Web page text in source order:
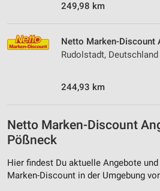
249,98 km
Netto Marken-Discount
Rudolstadt, Deutschland
244,93 km
Netto Marken-Discount
Pößneck
Hier findest Du aktuelle Angebote
Marken-Discount in der Umgebung